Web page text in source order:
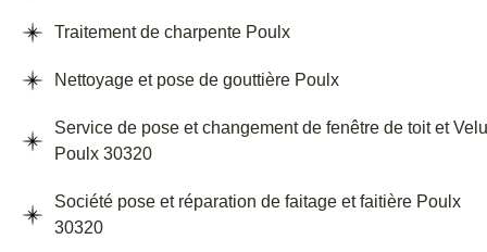
Traitement de charpente Poulx
Nettoyage et pose de gouttière Poulx
Service de pose et changement de fenêtre de toit et
Poulx 30320
Société pose et réparation de faitage et faitière Poulx
30320